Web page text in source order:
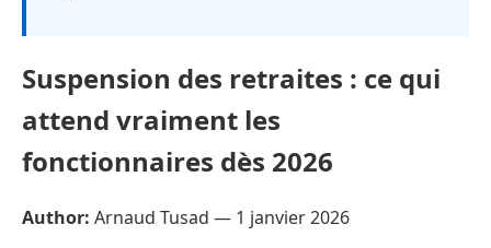
Suspension des retraites : ce qui
attend vraiment les
fonctionnaires dès 2026
Author: Arnaud Tusad — 1 janvier 2026